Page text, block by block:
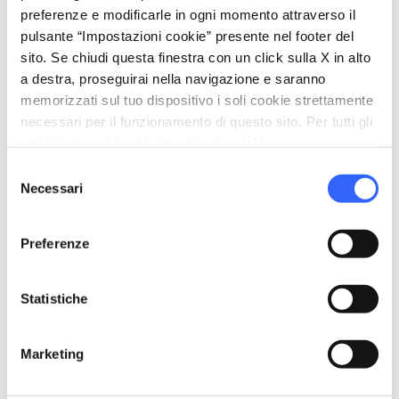
preferenze e modificarle in ogni momento attraverso il
pulsante “Impostazioni cookie” presente nel footer del
sito. Se chiudi questa finestra con un click sulla X in alto
a destra, proseguirai nella navigazione e saranno
memorizzati sul tuo dispositivo i soli cookie strettamente
necessari per il funzionamento di questo sito. Per tutti gli
delNecessari
Preferenze
Statistiche
Marketing
Informazioni